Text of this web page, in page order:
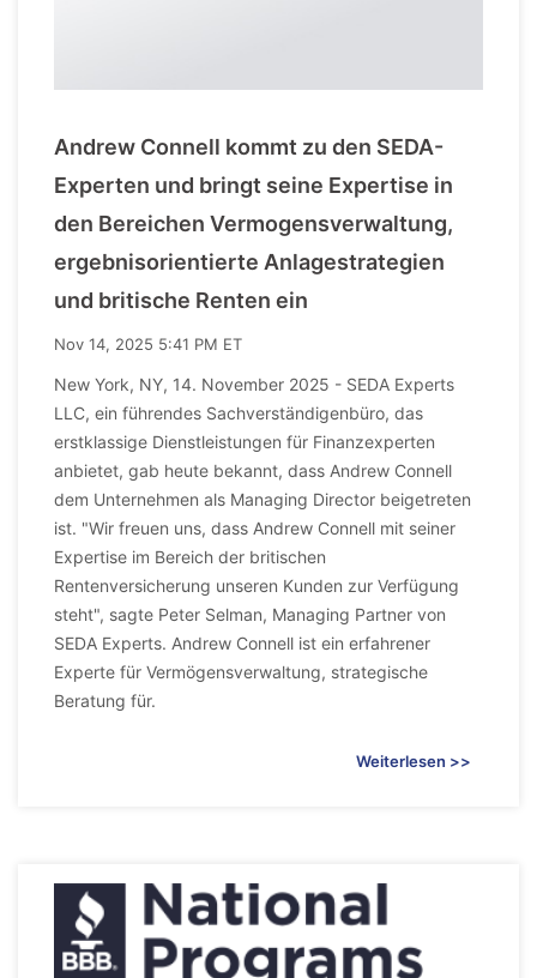
Andrew Connell kommt zu den SEDA-
Experten und bringt seine Expertise in
den Bereichen Vermogensverwaltung,
ergebnisorientierte Anlagestrategien
und britische Renten ein
Nov 14, 2025 5:41 PM ET
New York, NY, 14. November 2025 - SEDA Experts
LLC, ein führendes Sachverständigenbüro, das
erstklassige Dienstleistungen für Finanzexperten
anbietet, gab heute bekannt, dass Andrew Connell
dem Unternehmen als Managing Director beigetreten
ist. "Wir freuen uns, dass Andrew Connell mit seiner
Expertise im Bereich der britischen
Rentenversicherung unseren Kunden zur Verfügung
steht", sagte Peter Selman, Managing Partner von
SEDA Experts. Andrew Connell ist ein erfahrener
Experte für Vermögensverwaltung, strategische
Beratung für.
Weiterlesen >>